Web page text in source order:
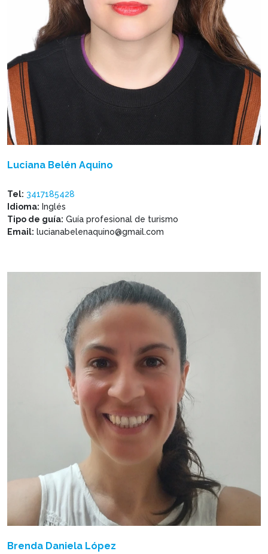
Luciana Belén Aquino
Tel: 3417185428
Idioma: Inglés
Tipo de guía: Guía profesional de turismo
Email: lucianabelenaquino@gmail.com
Brenda Daniela López